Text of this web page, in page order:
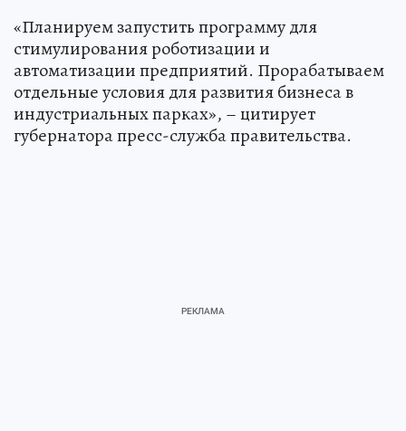
«Планируем запустить программу для
стимулирования роботизации и
автоматизации предприятий. Прорабатываем
отдельные условия для развития бизнеса в
индустриальных парках», – цитирует
губернатора пресс-служба правительства.